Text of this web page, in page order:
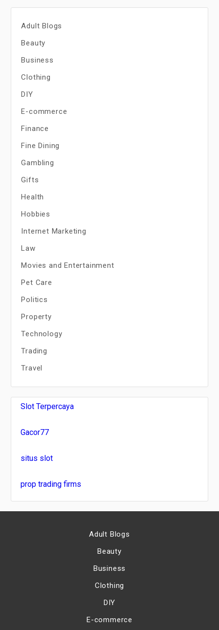
Adult Blogs
Beauty
Business
Clothing
DIY
E-commerce
Finance
Fine Dining
Gambling
Gifts
Health
Hobbies
Internet Marketing
Law
Movies and Entertainment
Pet Care
Politics
Property
Technology
Trading
Travel
Slot Terpercaya
Gacor77
situs slot
prop trading firms
Adult Blogs
Beauty
Business
Clothing
DIY
E-commerce